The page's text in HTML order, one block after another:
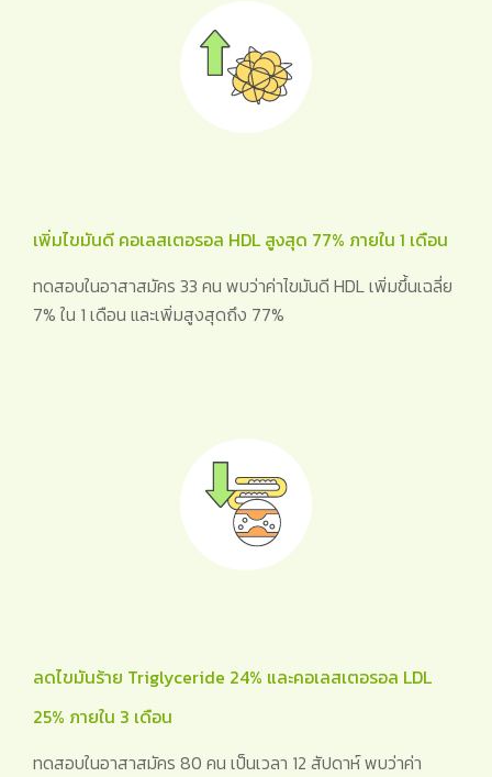
เพิ่มไขมันดี คอเลสเตอรอล HDL สูงสุด 77% ภายใน 1 เดือน
ทดสอบในอาสาสมัคร 33 คน พบว่าค่าไขมันดี HDL เพิ่มขึ้นเฉลี่ย
7% ใน 1 เดือน และเพิ่มสูงสุดถึง 77%
ลดไขมันร้าย Triglyceride 24% และคอเลสเตอรอล LDL
25% ภายใน 3 เดือน
ทดสอบในอาสาสมัคร 80 คน เป็นเวลา 12 สัปดาห์ พบว่าค่า